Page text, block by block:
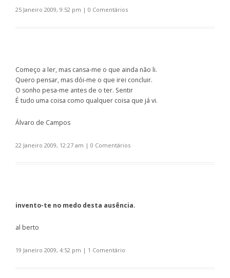
25 Janeiro 2009, 9:52 pm | 0 Comentários
Começo a ler, mas cansa-me o que ainda não li.
Quero pensar, mas dói-me o que irei concluir.
O sonho pesa-me antes de o ter. Sentir
É tudo uma coisa como qualquer coisa que já vi.
Álvaro de Campos
22 Janeiro 2009, 12:27 am | 0 Comentários
invento-te no medo desta ausência.
al berto
19 Janeiro 2009, 4:52 pm | 1 Comentário